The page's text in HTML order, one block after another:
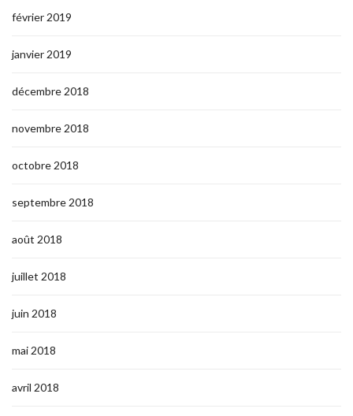
février 2019
janvier 2019
décembre 2018
novembre 2018
octobre 2018
septembre 2018
août 2018
juillet 2018
juin 2018
mai 2018
avril 2018